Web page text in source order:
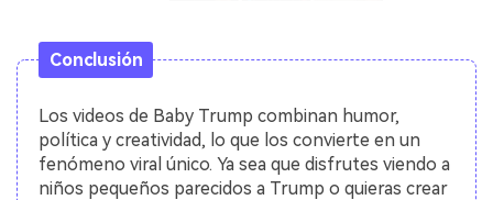
Conclusión
Los videos de Baby Trump combinan humor,
política y creatividad, lo que los convierte en un
fenómeno viral único. Ya sea que disfrutes viendo a
niños pequeños parecidos a Trump o quieras crear